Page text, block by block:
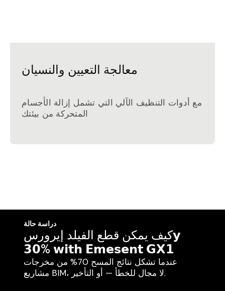
معالجة التعيين والنسيان
مع أدوات التنظيف الآلي التي تشمل إزالة الأجسام
المتحركة من بيئتك
دراسة حالة
كيف يمكن قطع الفيلد إيرورس𝘆
𝟯𝟬% 𝘄𝗶𝘁𝗵 𝗘𝗺𝗲𝘀𝗲𝗻𝘁 𝗚𝗫𝟭
عندما تشكل نتائج المسح 70% من مخرجات
مشاريع BIM، لا مجال للخطأ — أو التأخير.